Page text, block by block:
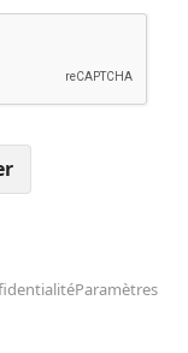
Paramètres